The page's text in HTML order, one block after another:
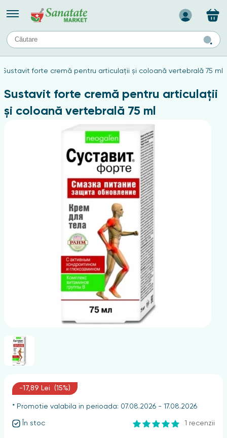
Назад
TIPURI DE TEN
Produse pentru ten mixt
Ten problematic
Produse pentru ten gras
Sustavit forte cremă pentru articulații și coloană vertebrală 75 ml
Sustavit forte cremă pentru articulații
și coloană vertebrală 75 ml
-17,89 Lei (15%)
* Promotie valabila in perioada: 07.08.2026 - 17.08.2026
În stoc 1 recenzii